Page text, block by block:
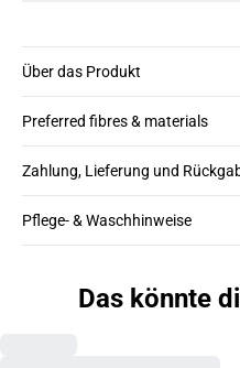
Über das Produkt
Preferred fibres & materials
Zahlung, Lieferung und
Pflege- & Waschhinweise
Das könnte